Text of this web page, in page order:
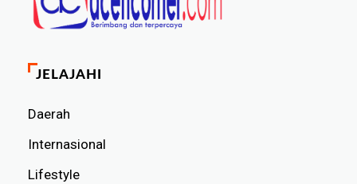
JELAJAHI
Daerah
Internasional
Lifestyle